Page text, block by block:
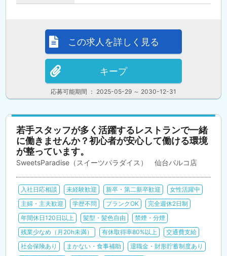
応募可能期間 ： 2025-05-29 ～ 2030-12-31
この求人を詳しく見る
キープ
若手スタッフが多く活躍するレストランで一緒
に働きませんか？初心者が安心して働ける環境
が整っています。
SweetsParadise（スイーツパラダイス） 仙台パルコ店
入社日応相談 未経験歓迎 新卒・第二新卒歓迎
女性活躍中
主婦・主夫歓迎
学歴不問 ブランクOK
完全週休2日制
年間休日120日以上
髪型・髪色自由
禁煙・分煙
残業少なめ（月20h未満）
有休取得率80%以上
交通費支給
社会保険あり
まかない・食事補助
退職金・財形貯蓄制度あり